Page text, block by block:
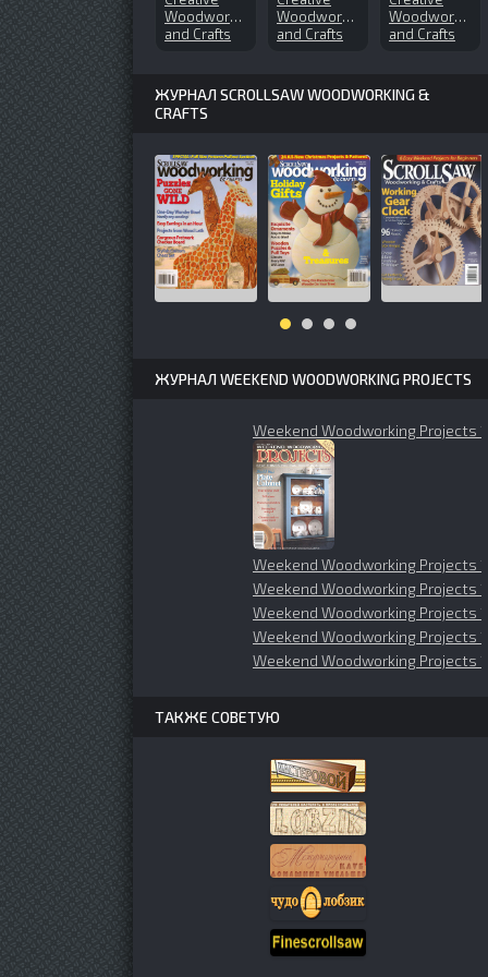
Woodworks
and Crafts
Woodworks
and Crafts
Woodworks
and Crafts
ЖУРНАЛ SCROLLSAW WOODWORKING &
CRAFTS
ЖУРНАЛ WEEKEND WOODWORKING PROJECTS
Weekend Woodworking Projects
Weekend Woodworking Projects
Weekend Woodworking Projects
Weekend Woodworking Projects
Weekend Woodworking Projects
Weekend Woodworking Projects
ТАКЖЕ СОВЕТУЮ